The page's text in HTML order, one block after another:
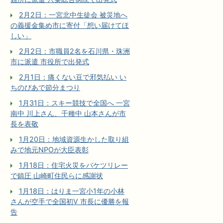
2月2日：一宮北中生徒会 被災地へ
の義援金集め市に寄付「想い届けてほ
しい」
2月2日：市職員2名を石川県・珠洲
市に派遣 市役所で出発式
2月1日：痛くない豆で邪気払い い
ちのぴあで節分まつり
1月31日：スキー競技で全国へ 一宮
南中 川上さん、千種中 山本さんが市
長を表敬
1月20日：地域資源生かした取り組
みで地元NPOが大臣表彰
1月18日：住宅火災をバケツリレー
で鎮圧 山崎町住民らに感謝状
1月18日：はりま一宮小1年の小林
さんが空手で全国初V 市長に優勝を報
告